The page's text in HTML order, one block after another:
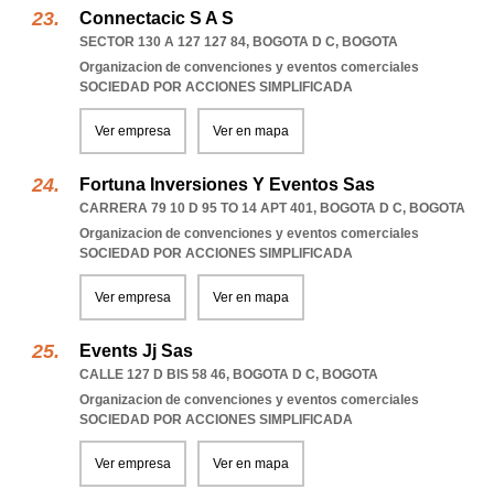
Connectacic S A S
SECTOR 130 A 127 127 84, BOGOTA D C, BOGOTA
Organizacion de convenciones y eventos comerciales
SOCIEDAD POR ACCIONES SIMPLIFICADA
Ver empresa Ver en mapa
Fortuna Inversiones Y Eventos Sas
CARRERA 79 10 D 95 TO 14 APT 401, BOGOTA D C, BOGOTA
Organizacion de convenciones y eventos comerciales
SOCIEDAD POR ACCIONES SIMPLIFICADA
Ver empresa Ver en mapa
Events Jj Sas
CALLE 127 D BIS 58 46, BOGOTA D C, BOGOTA
Organizacion de convenciones y eventos comerciales
SOCIEDAD POR ACCIONES SIMPLIFICADA
Ver empresa Ver en mapa